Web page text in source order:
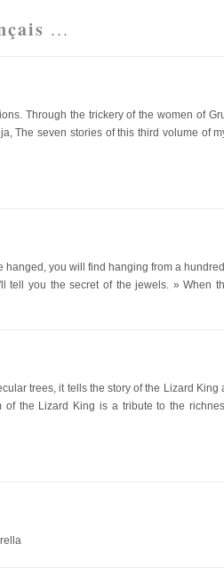
...
Through the trickery of the women of
The seven stories of this third volume of
you will find hanging from a
tell you the secret of the jewels. » When
trees, it tells the story of the Lizard
of the Lizard King is a tribute to the